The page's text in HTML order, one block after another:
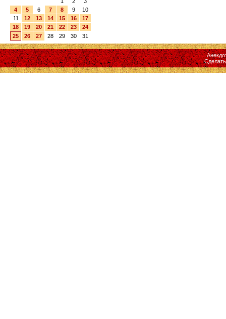
4
5 6 7 8 9
10
11
12 13 14 15 16
17
18
19 20 21 22 23
24
25
26 27 28 29 30 31